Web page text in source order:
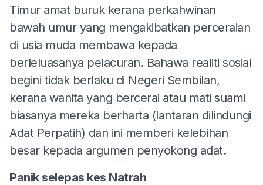
Timur amat buruk kerana perkahwinan
bawah umur yang mengakibatkan perceraian
di usia muda membawa kepada
berleluasanya pelacuran. Bahawa realiti sosial
begini tidak berlaku di Negeri Sembilan,
kerana wanita yang bercerai atau mati suami
biasanya mereka berharta (lantaran dilindungi
Adat Perpatih) dan ini memberi kelebihan
besar kepada argumen penyokong adat.
Panik selepas kes Natrah